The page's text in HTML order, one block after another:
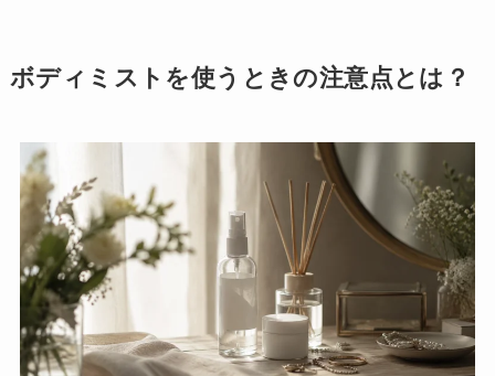
ボディミストを使うときの注意点とは？